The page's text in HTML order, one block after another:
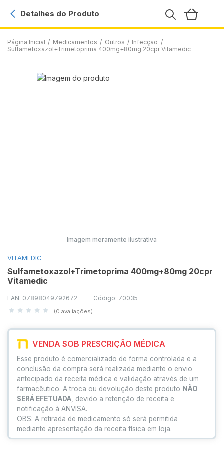
Página Inicial / Medicamentos / Outros / Infecção /
Sulfametoxazol+Trimetoprima 400mg+80mg 20cpr Vitamedic
Detalhes do Produto
Imagem meramente ilustrativa
VITAMEDIC
Sulfametoxazol+Trimetoprima 400mg+80mg 20cpr
Vitamedic
EAN: 07898049792672 Código: 70035
(0 avaliações)
VENDA SOB PRESCRIÇÃO MÉDICA
Esse produto é comercializado de forma controlada e a
conclusão da compra será realizada mediante o envio
antecipado da receita médica e validação através de um
farmacêutico. A troca ou devolução deste produto NÃO
SERÁ EFETUADA , devido a retenção de receita e
notificação à ANVISA.
OBS: A retirada de medicamento só será permitida
mediante apresentação da receita física em loja.